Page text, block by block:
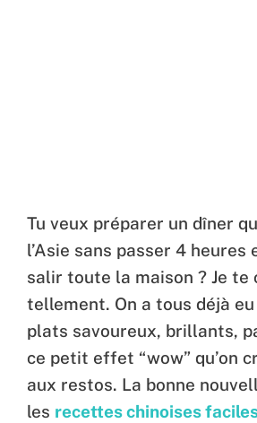
Tu veux préparer un dîner
l’Asie sans passer 4 heures
salir toute la maison ? Je te
tellement. On a tous déjà
plats savoureux, brillants,
ce petit effet “wow” qu’on
aux restos. La bonne
les recettes chinoises